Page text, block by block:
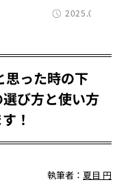
2025.04.17
思った時の下
び方と使い方
！
執筆者：夏目 円